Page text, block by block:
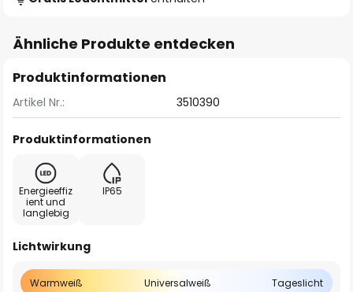
Ähnliche Produkte entdecken
Produktinformationen
Artikel Nr.: 3510390
Produktinformationen
Energieeffiz
ient und
langlebig
IP65
Lichtwirkung
Warmweiß Universalweiß Tageslicht